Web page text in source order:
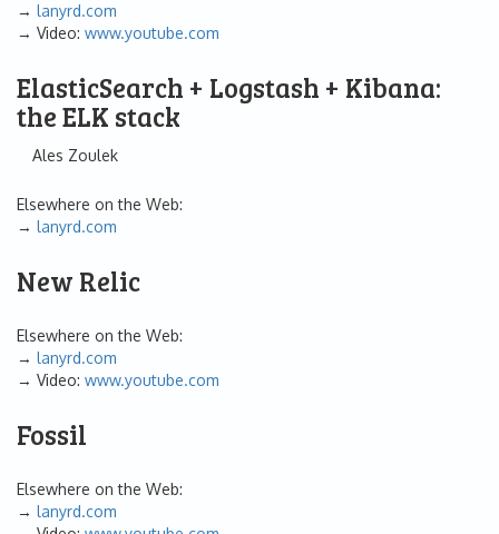
lanyrd.com
Video: www.youtube.com
ElasticSearch + Logstash + Kibana:
the ELK stack
Ales Zoulek
Elsewhere on the Web:
lanyrd.com
New Relic
Elsewhere on the Web:
lanyrd.com
Video: www.youtube.com
Fossil
Elsewhere on the Web:
lanyrd.com